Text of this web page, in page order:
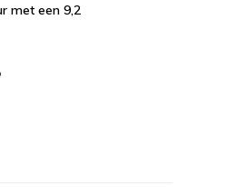
met een 9,2